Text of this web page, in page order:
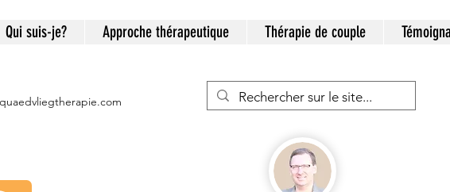
Qui suis-je? Approche thérapeutique Thérapie de couple